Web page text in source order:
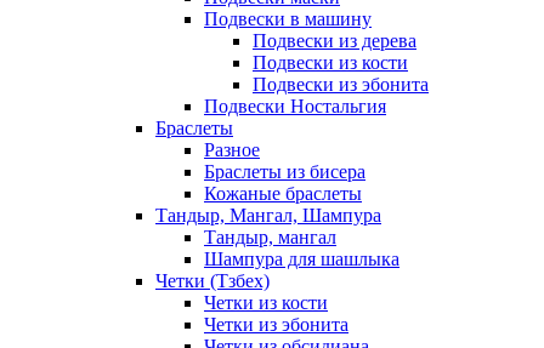
Подвески в машину
Подвески из дерева
Подвески из кости
Подвески из эбонита
Подвески Ностальгия
Браслеты
Разное
Браслеты из бисера
Кожаные браслеты
Тандыр, Мангал, Шампура
Тандыр, мангал
Шампура для шашлыка
Четки (Тзбех)
Четки из кости
Четки из эбонита